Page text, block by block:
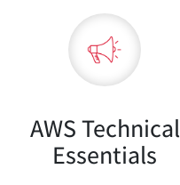
AWS Technical
Essentials